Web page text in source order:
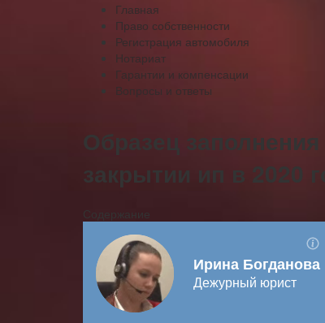
Главная
Право собственности
Регистрация автомобиля
Нотариат
Гарантии и компенсации
Вопросы и ответы
Образец
закрытии ип в 2020